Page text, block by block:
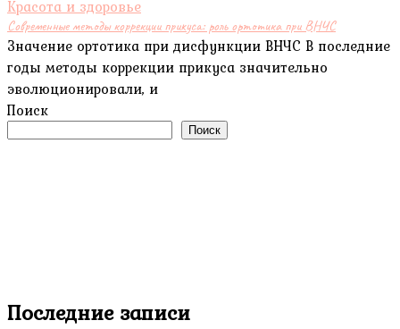
Красота и здоровье
Современные методы коррекции прикуса: роль ортотика при ВНЧС
Значение ортотика при дисфункции ВНЧС В последние
годы методы коррекции прикуса значительно
эволюционировали, и
Поиск
Поиск
Последние записи